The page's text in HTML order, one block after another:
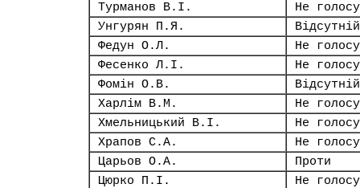
Турманов В.І.
Не
Унгурян П.Я.
Відсутній
Федун О.Л.
Не
Фесенко Л.І.
Не
Фомін О.В.
Відсутній
Харлім В.М.
Не
Хмельницький В.І.
Не
Храпов С.А.
Не
Царьов О.А.
Проти
Цюрко П.І.
Не